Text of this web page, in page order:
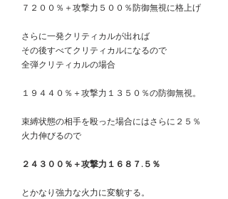
７２００％＋攻撃力５００％防御無視に格上げ
さらに一発クリティカルが出れば
その後すべてクリティカルになるので
全弾クリティカルの場合
１９４４０％＋攻撃力１３５０％の防御無視。
束縛状態の相手を殴った場合にはさらに２５％
火力伸びるので
２４３００％＋攻撃力１６８７.５％
とかなり強力な火力に変貌する。